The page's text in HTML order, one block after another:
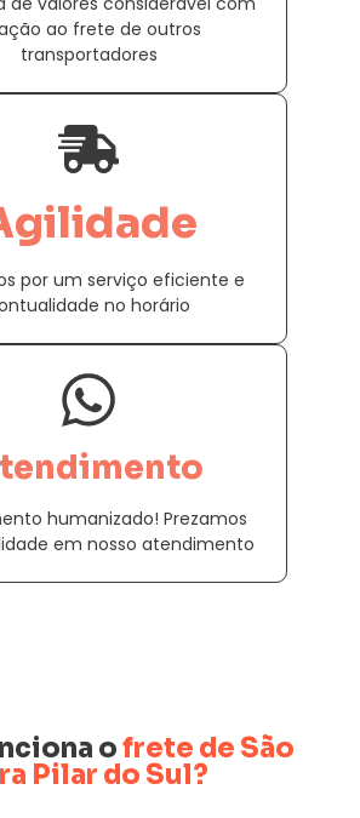
ao frete de outros
transportadores
por um serviço eficiente e
no horário
humanizado! Prezamos
em nosso atendimento
ofrete de São
Pilar do Sul?